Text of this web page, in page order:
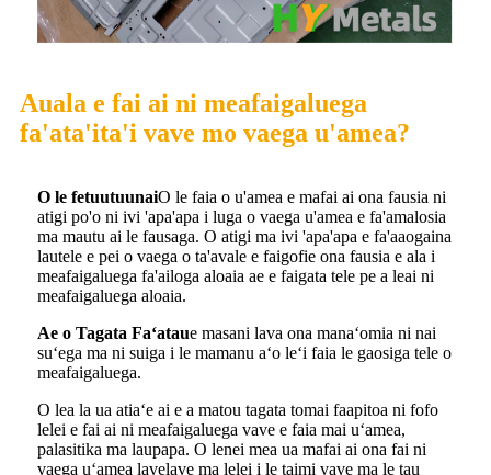
Auala e fai ai ni meafaigaluega
fa'ata'ita'i vave mo vaega u'amea?
O le fetuutuunaiO le faia o u'amea e mafai ai ona fausia ni
atigi po'o ni ivi 'apa'apa i luga o vaega u'amea e fa'amalosia
ma mautu ai le fausaga. O atigi ma ivi 'apa'apa e fa'aaogaina
lautele e pei o vaega o ta'avale e faigofie ona fausia e ala i
meafaigaluega fa'ailoga aloaia ae e faigata tele pe a leai ni
meafaigaluega aloaia.
Ae o Tagata Faʻataue masani lava ona manaʻomia ni nai
suʻega ma ni suiga i le mamanu aʻo leʻi faia le gaosiga tele o
meafaigaluega.
O lea la ua atiaʻe ai e a matou tagata tomai faapitoa ni fofo
lelei e fai ai ni meafaigaluega vave e faia mai uʻamea,
palasitika ma laupapa. O lenei mea ua mafai ai ona fai ni
vaega uʻamea lavelave ma lelei i le taimi vave ma le tau